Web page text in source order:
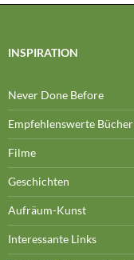
INSPIRATION
Never Done Before
Empfehlenswerte Bücher
Filme
Geschichten
Aufräum-Kunst
Interessante Links